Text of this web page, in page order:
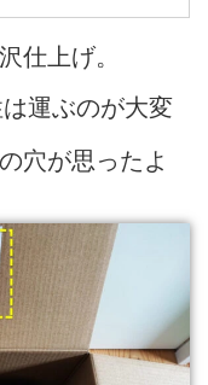
仕上げ。
運ぶのが大変
穴が思ったよ